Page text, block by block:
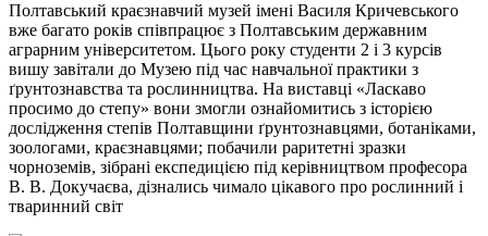
Полтавський краєзнавчий музей імені Василя Кричевського
вже багато років співпрацює з Полтавським державним
аграрним університетом. Цього року студенти 2 і 3 курсів
вишу завітали до Музею під час навчальної практики з
ґрунтознавства та рослинництва. На виставці «Ласкаво
просимо до степу» вони змогли ознайомитись з історією
дослідження степів Полтавщини ґрунтознавцями, ботаніками,
зоологами, краєзнавцями; побачили раритетні зразки
чорноземів, зібрані експедицією під керівництвом професора
В. В. Докучаєва, дізнались чимало цікавого про рослинний і
тваринний світ